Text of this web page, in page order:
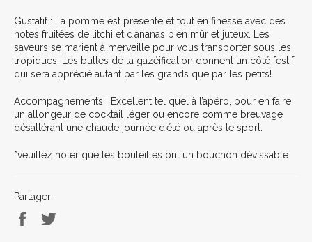
Gustatif: La pomme est présente et tout en finesse avec des
notes fruitées de litchi et d’ananas bien mûr et juteux. Les
saveurs se marient à merveille pour vous transporter sous les
tropiques. Les bulles de la gazéification donnent un côté festif
qui sera apprécié autant par les grands que par les petits!
Accompagnements : Excellent tel quel à l’apéro, pour en faire
un allongeur de cocktail léger ou encore comme breuvage
désaltérant une chaude journée d’été ou après le sport.
*veuillez noter que les bouteilles ont un bouchon dévissable
Partager
Partager
sur